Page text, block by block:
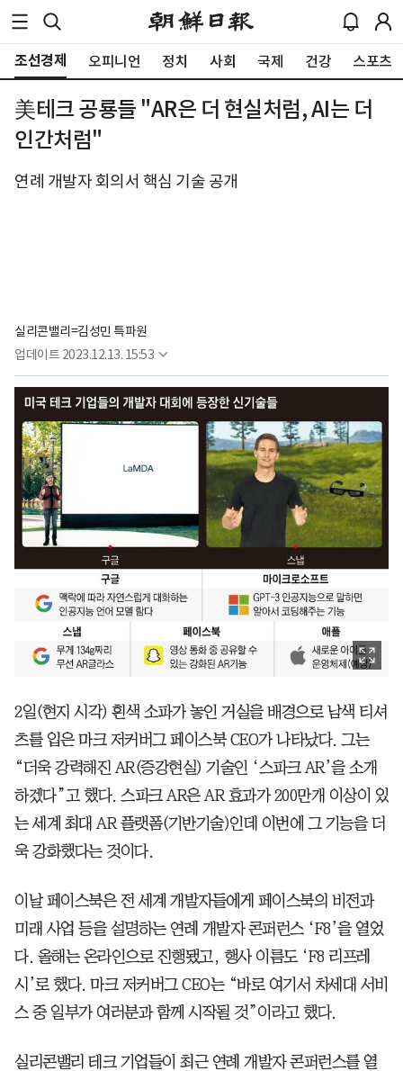
조선경제 오피니언 정치 사회 국제 건강 스포츠
美테크 공룡들 "AR은 더 현실처럼, AI는 더
인간처럼"
연례 개발자 회의서 핵심 기술 공개
실리콘밸리=김성민 특파원
업데이트 2023.12.13. 15:53
2일(현지 시각) 흰색 소파가 놓인 거실을 배경으로 남색 티셔
츠를 입은 마크 저커버그 페이스북 CEO가 나타났다. 그는
“더욱 강력해진 AR(증강현실) 기술인 ‘스파크 AR’을 소개
하겠다”고 했다. 스파크 AR은 AR 효과가 200만개 이상이 있
는 세계 최대 AR 플랫폼(기반기술)인데 이번에 그 기능을 더
욱 강화했다는 것이다.
이날 페이스북은 전 세계 개발자들에게 페이스북의 비전과
미래 사업 등을 설명하는 연례 개발자 콘퍼런스 ‘F8’을 열었
다. 올해는 온라인으로 진행됐고, 행사 이름도 ‘F8 리프레
시’로 했다. 마크 저커버그 CEO는 “바로 여기서 차세대 서비
스 중 일부가 여러분과 함께 시작될 것”이라고 했다.
실리콘밸리 테크 기업들이 최근 연례 개발자 콘퍼런스를 열